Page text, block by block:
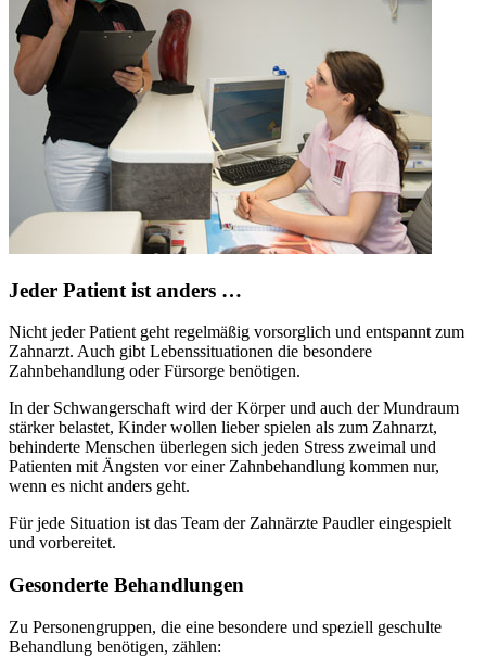
Jeder Patient ist anders …
Nicht jeder Patient geht regelmäßig vorsorglich und entspannt zum
Zahnarzt. Auch gibt Lebenssituationen die besondere
Zahnbehandlung oder Fürsorge benötigen.
In der Schwangerschaft wird der Körper und auch der Mundraum
stärker belastet, Kinder wollen lieber spielen als zum Zahnarzt,
behinderte Menschen überlegen sich jeden Stress zweimal und
Patienten mit Ängsten vor einer Zahnbehandlung kommen nur,
wenn es nicht anders geht.
Für jede Situation ist das Team der Zahnärzte Paudler eingespielt
und vorbereitet.
Gesonderte Behandlungen
Zu Personengruppen, die eine besondere und speziell geschulte
Behandlung benötigen, zählen: